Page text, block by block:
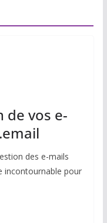
de vos e-
des e-mails
incontournable pour